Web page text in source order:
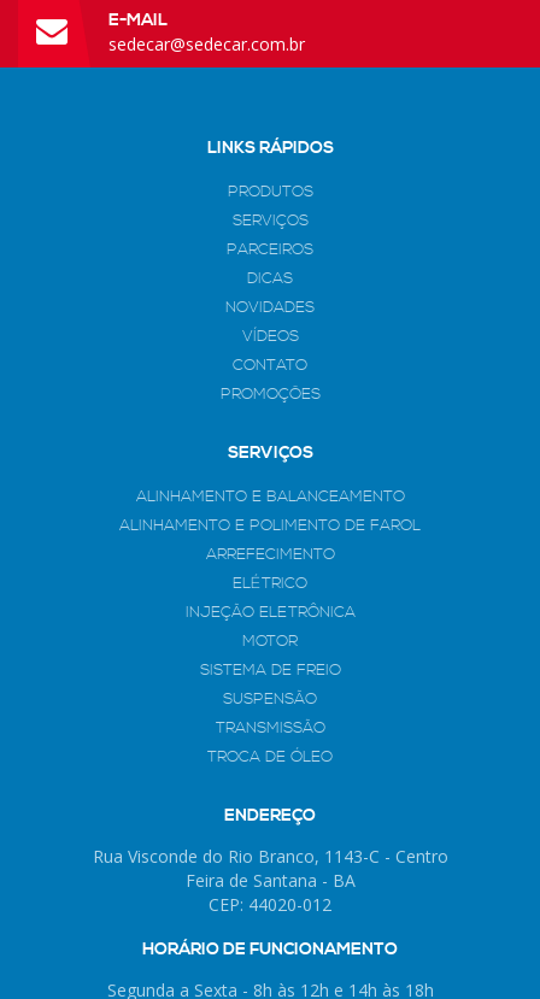
E-MAIL
sedecar@sedecar.com.br
LINKS RÁPIDOS
PRODUTOS
SERVIÇOS
PARCEIROS
DICAS
NOVIDADES
VÍDEOS
CONTATO
PROMOÇÕES
SERVIÇOS
ALINHAMENTO E BALANCEAMENTO
ALINHAMENTO E POLIMENTO DE FAROL
ARREFECIMENTO
ELÉTRICO
INJEÇÃO ELETRÔNICA
MOTOR
SISTEMA DE FREIO
SUSPENSÃO
TRANSMISSÃO
TROCA DE ÓLEO
ENDEREÇO
Rua Visconde do Rio Branco, 1143-C - Centro
Feira de Santana - BA
CEP: 44020-012
HORÁRIO DE FUNCIONAMENTO
Segunda a Sexta - 8h às 12h e 14h às 18h